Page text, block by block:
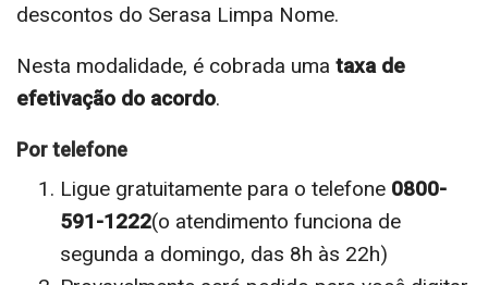
descontos do Serasa Limpa Nome.
Nesta modalidade, é cobrada uma taxa de
efetivação do acordo.
Por telefone
Ligue gratuitamente para o telefone 0800-
591-1222(o atendimento funciona de
segunda a domingo, das 8h às 22h)